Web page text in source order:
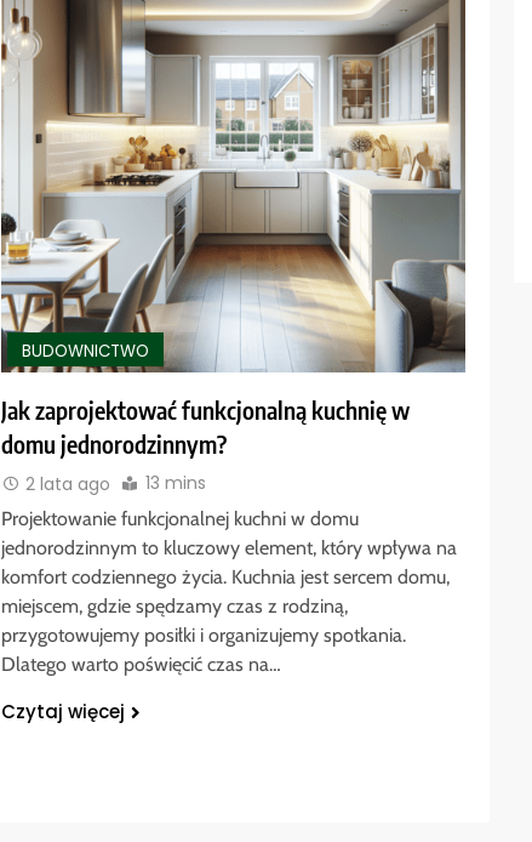
BUDOWNICTWO
Jak zaprojektować funkcjonalną kuchnię w
domu jednorodzinnym?
2 lata ago 13 mins
Projektowanie funkcjonalnej kuchni w domu
jednorodzinnym to kluczowy element, który wpływa na
komfort codziennego życia. Kuchnia jest sercem domu,
miejscem, gdzie spędzamy czas z rodziną,
przygotowujemy posiłki i organizujemy spotkania.
Dlatego warto poświęcić czas na…
Czytaj więcej